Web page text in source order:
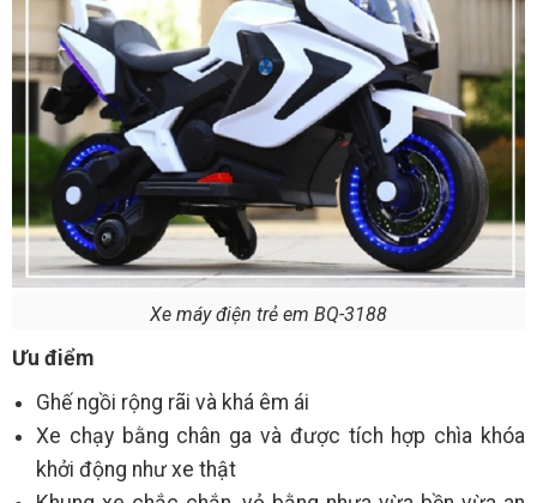
Xe máy điện trẻ em BQ-3188
Ưu điểm
Ghế ngồi rộng rãi và khá êm ái
Xe chạy bằng chân ga và được tích hợp chìa khóa
khởi động như xe thật